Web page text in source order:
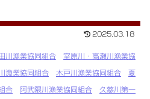
2025.03.18
川漁業協同組合 室原川・高瀬川漁業協
漁業協同組合 木戸川漁業協同組合 夏
合 阿武隈川漁業協同組合 久慈川第一